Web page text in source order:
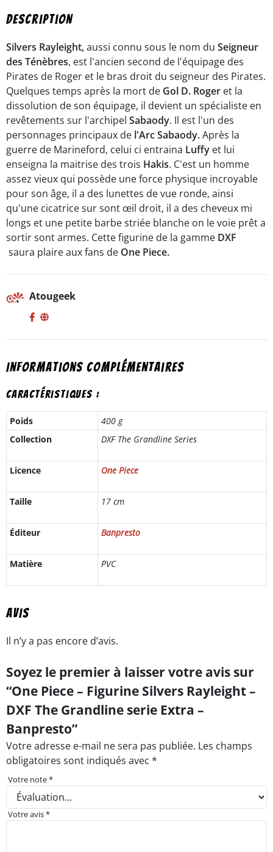
Banpresto
Description
Silvers Rayleight,aussi connu sous le nom du Seigneur
des Ténèbres, est l'ancien second de l'équipage des
Pirates de Roger et le bras droit du seigneur des Pirates.
Quelques temps après la mort de Gol D. Roger et la
dissolution de son équipage, il devient un spécialiste en
revêtements sur l'archipel Sabaody. Il est l'un des
personnages principaux de l'Arc Sabaody.Après la
guerre de Marineford, celui ci entraina Luffy et lui
enseigna la maitrise des trois Hakis. C'est un homme
assez vieux qui possède une force physique incroyable
pour son âge, il a des lunettes de vue ronde, ainsi
qu'une cicatrice sur sont œil droit, il a des cheveux mi
longs et une petite barbe striée blanche on le voie prêt a
sortir sont armes. Cette figurine de la gamme DXF
saura plaire aux fans de One Piece.
Atougeek
Informations complémentaires
Caractéristiques :
Poids
400 g
Collection
DXF The Grandline Series
Licence One Piece
Taille 17 cm
Éditeur Banpresto
Matière PVC
Avis
Il n’y a pas encore d’avis.
Soyez le premier à laisser votre avis sur
“One Piece – Figurine Silvers Rayleight –
DXF The Grandline serie Extra –
Banpresto”
Votre adresse e-mail ne sera pas publiée. Les champs
obligatoires sont indiqués avec *
Votre note*
Votre avis*